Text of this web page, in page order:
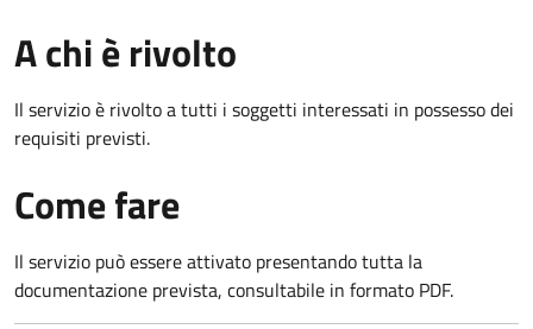
A chi è rivolto
Il servizio è rivolto a tutti i soggetti interessati in possesso dei
requisiti previsti.
Come fare
Il servizio può essere attivato presentando tutta la
documentazione prevista, consultabile in formato PDF.